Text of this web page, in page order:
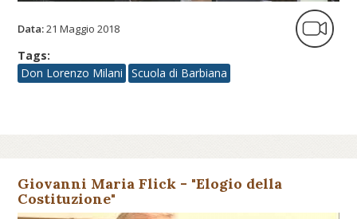
Data:21 Maggio 2018
Tags:
Don Lorenzo Milani
Scuola di Barbiana
Giovanni Maria Flick - "Elogio della
Costituzione"